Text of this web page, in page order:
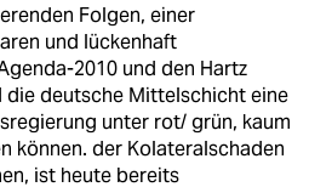
Folgen, einer
und lückenhaft
2010 und den Hartz
die deutsche Mittelschicht eine
unter rot/ grün, kaum
können. der Kolateralschaden
ist heute bereits